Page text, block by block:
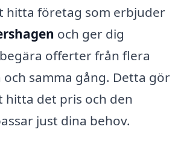
hitta företag som erbjuder
och ger dig
offerter från flera
samma gång. Detta gör
det pris och den
just dina behov.